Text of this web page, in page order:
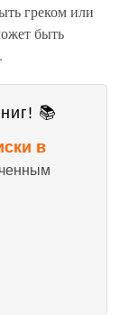
греком или
быть
📚
в